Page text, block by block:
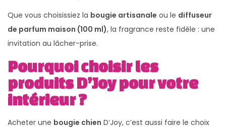
Que vous choisissiez la bougie artisanale ou le diffuseur
de parfum maison (100 ml), la fragrance reste fidèle : une
invitation au lâcher-prise.
Pourquoi choisir les
produits D’Joy pour votre
intérieur ?
Acheter une bougie chien D’Joy, c’est aussi faire le choix